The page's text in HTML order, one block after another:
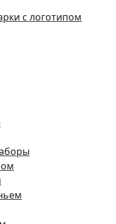
с логотипом